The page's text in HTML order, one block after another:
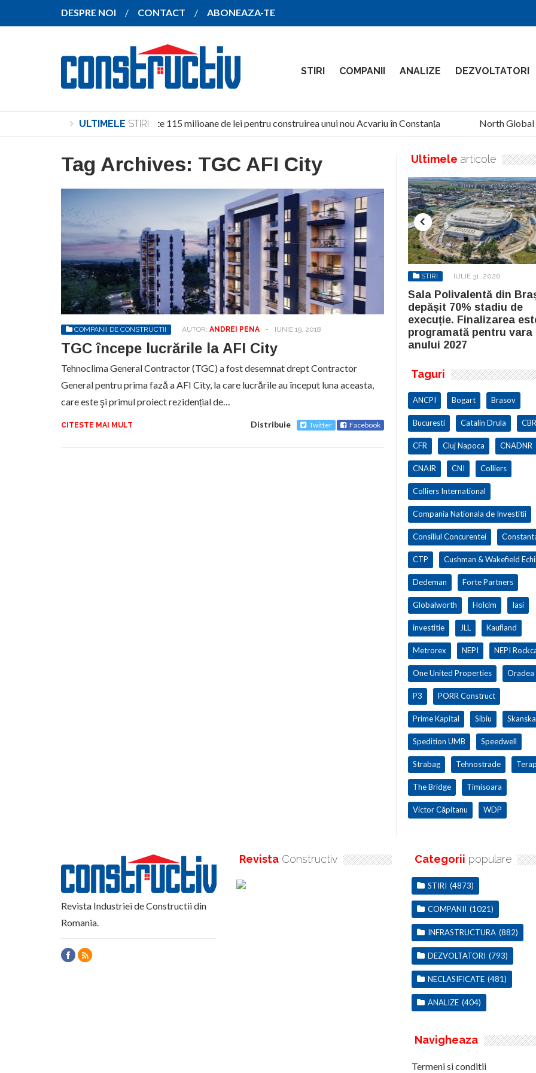
DESPRE NOI CONTACT ABONEAZA-TE
STIRI COMPANII ANALIZE DEZVOLTATORI
ULTIMELE STIRI
Investiție de peste 115 milioane de lei pentru construirea unui nou Acvariu în Constanța North Global
Tag Archives: TGC AFI City
COMPANII DE CONSTRUCTII AUTOR: ANDREI PENA - IUNIE 19, 2018
TGC începe lucrările la AFI City
Tehnoclima General Contractor (TGC) a fost desemnat drept Contractor
General pentru prima fază a AFI City, la care lucrările au început luna aceasta,
care este şi primul proiect rezidențial de…
CITESTE MAI MULT Distribuie Twitter Facebook
Ultimele articole
STIRI IULIE 31, 2026
Sala Polivalentă din Brașov a
depășit 70% stadiu de
programată pentru vara
anului 2027
STIRI IULIE 31, 2026
Sala Polivalentă din
depășit 70% stadiu de
execuție. Finalizarea
programată pentru vara
anului 2027
Taguri
ANCPI Bogart Brasov
Bucuresti Catalin Drula
CFR Cluj Napoca CNADNR
CNAIR CNI Colliers
Colliers International
Compania Nationala de Investitii
Consiliul Concurentei
CTP Cushman & Wakefield
Dedeman Forte Partners
Globalworth Holcim Iasi
investitie JLL Kaufland
Metrorex NEPI NEPI
One United Properties Oradea
P3 PORR Construct
Prime Kapital Sibiu Skanska
Spedition UMB Speedwell
Strabag Tehnostrade
The Bridge Timisoara
Victor Căpitanu WDP
Revista Industriei de Constructii din
Romania.
Revista Constructiv Categorii populare
STIRI (4873)
COMPANII (1021)
INFRASTRUCTURA (882)
DEZVOLTATORI (793)
NECLASIFICATE (481)
ANALIZE (404)
Navigheaza
Termeni si conditii